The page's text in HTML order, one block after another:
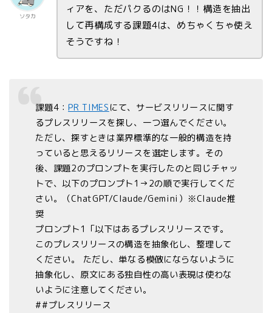
ソタカ
ィアを、ただパクるのはNG！！構造を抽出
して再構成する課題4は、めちゃくちゃ使え
そうですね！
課題4：PR TIMES にて、サービスリリースに関す
るプレスリリースを探し、一つ選んでください。
ただし、探すときは業界標準的な一般的構造を持
っていると思えるリリースを選定します。その
後、課題2のプロンプトを実行したのと同じチャッ
トで、以下のプロンプト1→2の順で実行してくだ
さい。（ChatGPT/Claude/Gemini）※Claude推
奨
プロンプト1「以下はあるプレスリリースです。
このプレスリリースの構造を抽象化し、整理して
ください。 ただし、単なる模倣にならないように
抽象化し、原文にある独自性の高い表現は使わな
いように注意してください。
##プレスリリース